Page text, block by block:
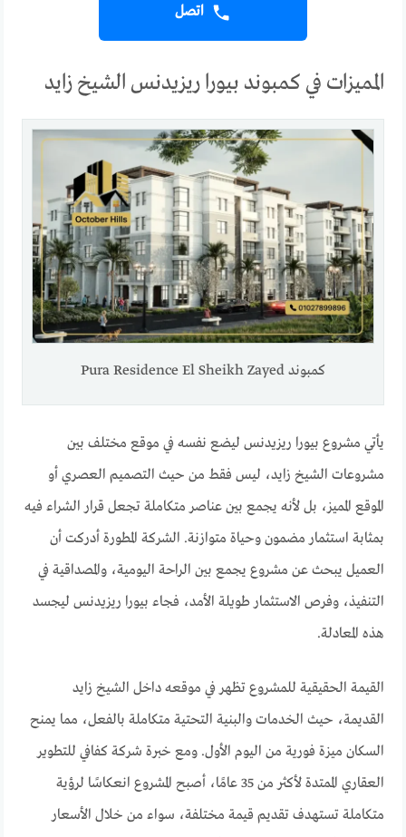
اتصل
المميزات في كمبوند بيورا ريزيدنس الشيخ زايد
كمبوند Pura Residence El Sheikh Zayed
يأتي مشروع بيورا ريزيدنس ليضع نفسه في موقع مختلف بين
مشروعات الشيخ زايد، ليس فقط من حيث التصميم العصري أو
الموقع المميز، بل لأنه يجمع بين عناصر متكاملة تجعل قرار الشراء فيه
بمثابة استثمار مضمون وحياة متوازنة. الشركة المطورة أدركت أن
العميل يبحث عن مشروع يجمع بين الراحة اليومية، والمصداقية في
التنفيذ، وفرص الاستثمار طويلة الأمد، فجاء بيورا ريزيدنس ليجسد
هذه المعادلة.
القيمة الحقيقية للمشروع تظهر في موقعه داخل الشيخ زايد
القديمة، حيث الخدمات والبنية التحتية متكاملة بالفعل، مما يمنح
السكان ميزة فورية من اليوم الأول. ومع خبرة شركة كفافي للتطوير
العقاري الممتدة لأكثر من 35 عامًا، أصبح المشروع انعكاسًا لرؤية
متكاملة تستهدف تقديم قيمة مختلفة، سواء من خلال الأسعار